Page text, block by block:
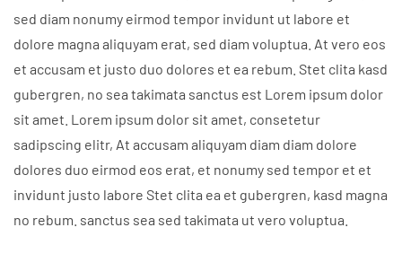
sed diam nonumy eirmod tempor invidunt ut labore et
dolore magna aliquyam erat, sed diam voluptua. At vero eos
et accusam et justo duo dolores et ea rebum. Stet clita kasd
gubergren, no sea takimata sanctus est Lorem ipsum dolor
sit amet. Lorem ipsum dolor sit amet, consetetur
sadipscing elitr, At accusam aliquyam diam diam dolore
dolores duo eirmod eos erat, et nonumy sed tempor et et
invidunt justo labore Stet clita ea et gubergren, kasd magna
no rebum. sanctus sea sed takimata ut vero voluptua.